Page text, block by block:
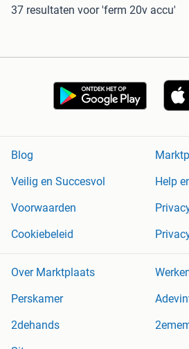
37 resultaten voor 'ferm 20v accu'
Blog
Veilig en Succesvol
Help
Voorwaarden
Cookiebeleid
Over Marktplaats
Perskamer
2dehands